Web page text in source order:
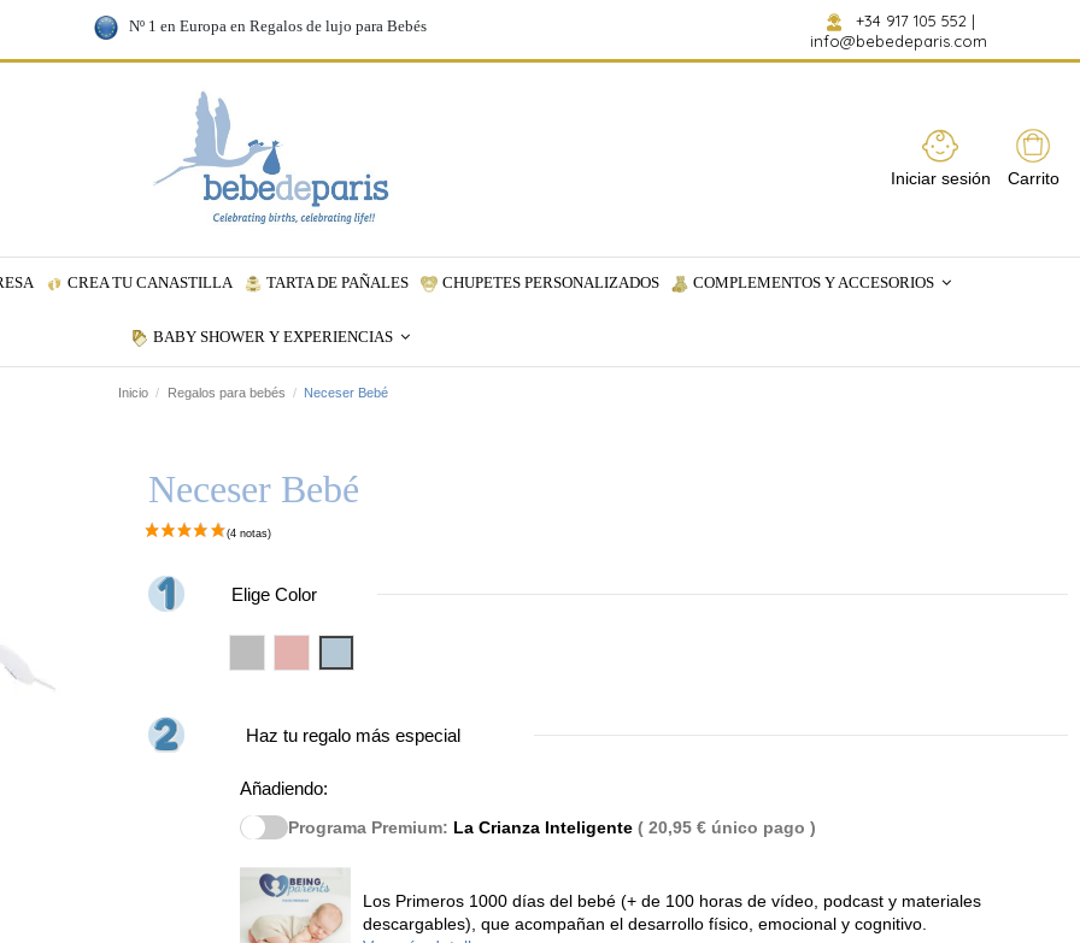
Nº 1 en Europa en Regalos de lujo para Bebés +34 917 105 552 |
info@bebedeparis.com
Iniciar sesión Carrito
CREA TU CANASTILLA TARTA DE PAÑALES CHUPETES PERSONALIZADOS COMPLEMENTOS Y ACCESORIOS
BABY SHOWER Y EXPERIENCIAS
Inicio Regalos para bebés Neceser Bebé
Neceser Bebé
Elige Color
Haz tu regalo más especial
Añadiendo:
Programa Premium: La Crianza Inteligente ( 20,95 € único pago )
Los Primeros 1000 días del bebé (+ de 100 horas de vídeo, podcast y materiales
descargables), que acompañan el desarrollo físico, emocional y cognitivo.